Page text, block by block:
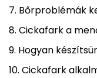
Bőrproblémák
Cickafark a
Hogyan
Cickafark